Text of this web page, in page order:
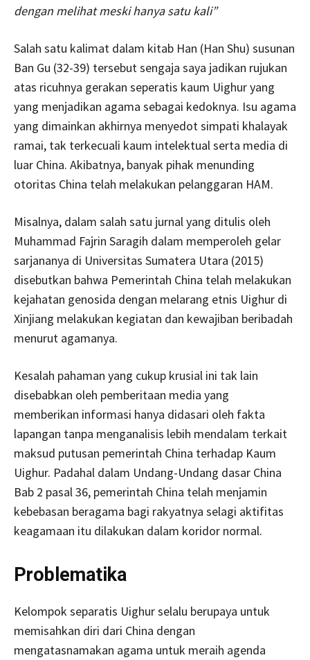
dengan melihat meski hanya satu kali”
Salah satu kalimat dalam kitab Han (Han Shu) susunan
Ban Gu (32-39) tersebut sengaja saya jadikan rujukan
atas ricuhnya gerakan seperatis kaum Uighur yang
yang menjadikan agama sebagai kedoknya. Isu agama
yang dimainkan akhirnya menyedot simpati khalayak
ramai, tak terkecuali kaum intelektual serta media di
luar China. Akibatnya, banyak pihak menunding
otoritas China telah melakukan pelanggaran HAM.
Misalnya, dalam salah satu jurnal yang ditulis oleh
Muhammad Fajrin Saragih dalam memperoleh gelar
sarjananya di Universitas Sumatera Utara (2015)
disebutkan bahwa Pemerintah China telah melakukan
kejahatan genosida dengan melarang etnis Uighur di
Xinjiang melakukan kegiatan dan kewajiban beribadah
menurut agamanya.
Kesalah pahaman yang cukup krusial ini tak lain
disebabkan oleh pemberitaan media yang
memberikan informasi hanya didasari oleh fakta
lapangan tanpa menganalisis lebih mendalam terkait
maksud putusan pemerintah China terhadap Kaum
Uighur. Padahal dalam Undang-Undang dasar China
Bab 2 pasal 36, pemerintah China telah menjamin
kebebasan beragama bagi rakyatnya selagi aktifitas
keagamaan itu dilakukan dalam koridor normal.
Problematika
Kelompok separatis Uighur selalu berupaya untuk
memisahkan diri dari China dengan
mengatasnamakan agama untuk meraih agenda